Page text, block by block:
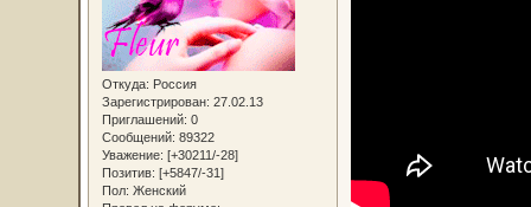
Откуда: Россия
Зарегистрирован: 27.02.13
Приглашений: 0
Сообщений: 89322
Уважение: [+30211/-28]
Позитив: [+5847/-31]
Пол: Женский